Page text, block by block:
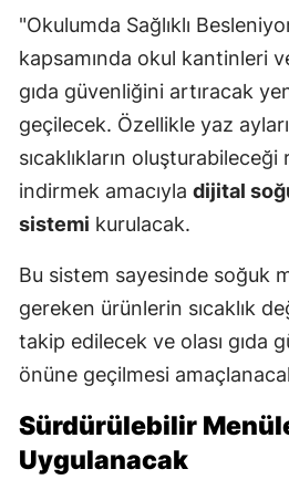
"Okulumda Sağlıklı
kapsamında okul kantinleri
gıda güvenliğini artıracak
geçilecek. Özellikle yaz
sıcaklıkların
indirmek amacıyla dijital
sistemi kurulacak.
Bu sistem sayesinde soğuk
gereken ürünlerin sıcaklık
takip edilecek ve olası gıda
önüne geçilmesi
Sürdürülebilir
Uygulanacak